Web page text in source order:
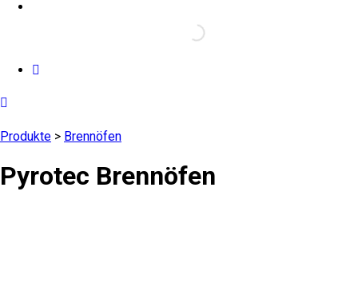
Produkte > Brennöfen
Pyrotec Brennöfen